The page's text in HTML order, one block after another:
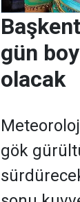
gün
olacak
gök